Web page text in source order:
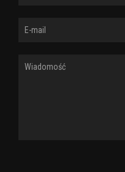
za twórczość artystyczną i